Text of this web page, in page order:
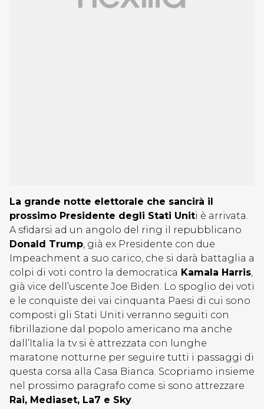
La grande notte elettorale che sancirà il
prossimo Presidente degli Stati Uniti è arrivata.
A sfidarsi ad un angolo del ring il repubblicano
Donald Trump, già ex Presidente con due
Impeachment a suo carico, che si darà battaglia a
colpi di voti contro la democratica Kamala Harris,
già vice dell’uscente Joe Biden. Lo spoglio dei voti
e le conquiste dei vai cinquanta Paesi di cui sono
composti gli Stati Uniti verranno seguiti con
fibrillazione dal popolo americano ma anche
dall’Italia la tv si è attrezzata con lunghe
maratone notturne per seguire tutti i passaggi di
questa corsa alla Casa Bianca. Scopriamo insieme
nel prossimo paragrafo come si sono attrezzare
Rai, Mediaset, La7 e Sky.